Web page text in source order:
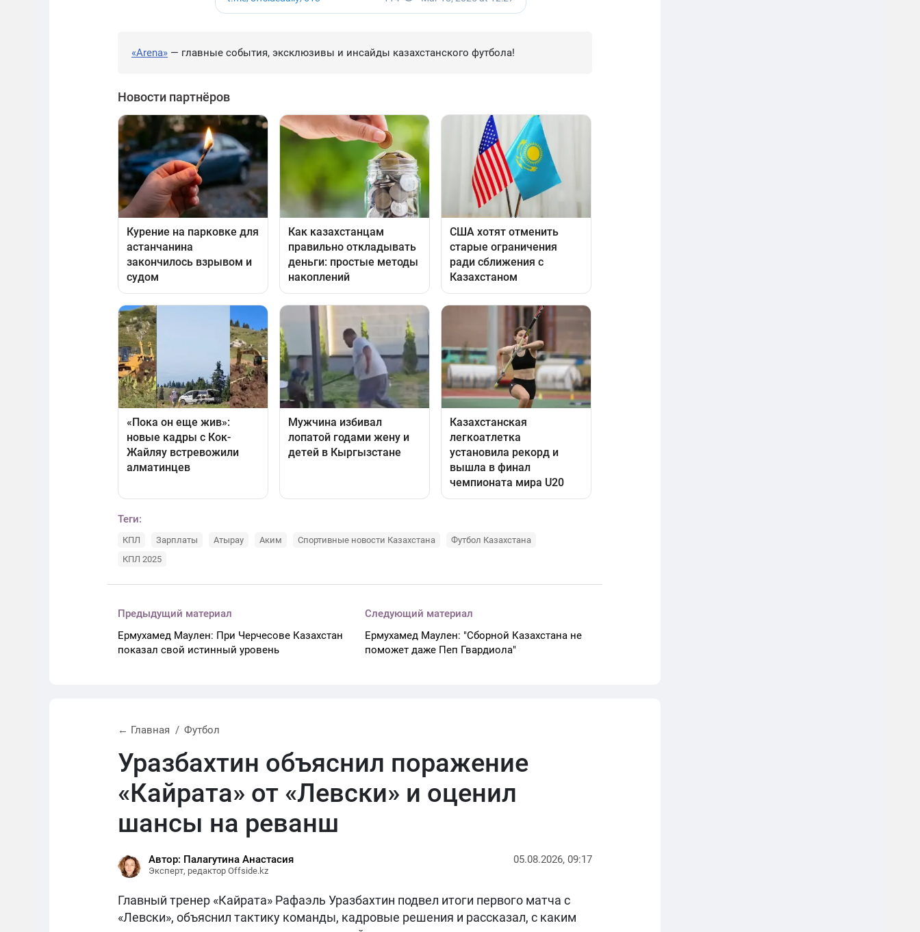
«Arena» — главные события, эксклюзивы и инсайды казахстанского футбола!
Теги:
КПЛ Зарплаты Атырау Аким Спортивные новости Казахстана
Футбол Казахстана
КПЛ 2025
Предыдущий материал
Ермухамед Маулен: При Черчесове Казахстан
показал свой истинный уровень
Следующий материал
Ермухамед Маулен: "Сборной Казахстана не
поможет даже Пеп Гвардиола"
← Главная Футбол
Уразбахтин объяснил поражение
«Кайрата» от «Левски» и оценил
шансы на реванш
Автор: Палагутина Анастасия
Эксперт, редактор Offside.kz
05.08.2026, 09:17
Главный тренер «Кайрата» Рафаэль Уразбахтин подвел итоги первого матча с
«Левски», объяснил тактику команды, кадровые решения и рассказал, с каким